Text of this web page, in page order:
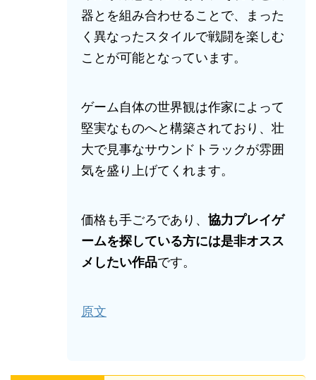
器とを組み合わせることで、まった
く異なったスタイルで戦闘を楽しむ
ことが可能となっています。
ゲーム自体の世界観は作家によって
堅実なものへと構築されており、壮
大で見事なサウンドトラックが雰囲
気を盛り上げてくれます。
価格も手ごろであり、 協力プレイゲ
ームを探している方には是非オスス
メしたい作品です。
原文